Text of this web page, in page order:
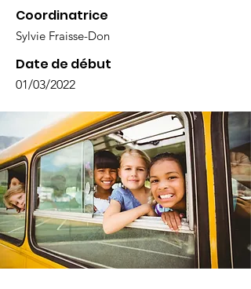
Coordinatrice
Sylvie Fraisse-Don
Date de début
01/03/2022